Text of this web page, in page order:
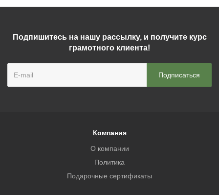
Подпишитесь на нашу рассылку, и получите курс
грамотного клиента!
Компания
О компании
Политика
Подарочные сертификаты